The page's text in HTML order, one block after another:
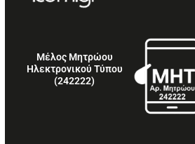
Μέλος Μητρώου
Ηλεκτρονικού Τύπου
(242222)